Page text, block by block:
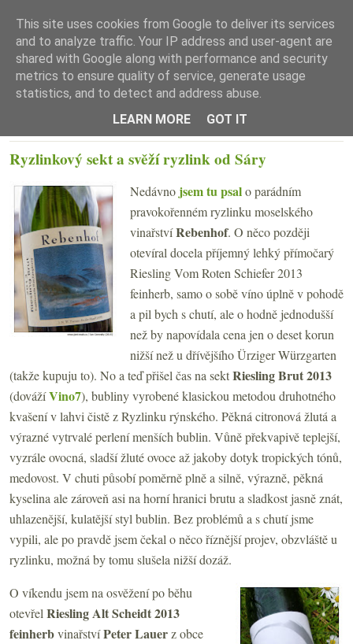
☰ Menu
Ryzlinkový sekt a svěží ryzlink od Sáry
Nedávno jsem tu psalo parádním
pravokořenném ryzlinku moselského
vinařstvíRebenhof. O něco později
otevíral docela příjemný lehký přímočarý
Riesling Vom Roten Schiefer 2013
feinherb, samo o sobě víno úplně v pohodě
a pil bych s chutí, ale o hodně jednodušší
než by napovídala cena jen o deset korun
nižší než u dřívějšího Ürziger Würzgarten
(takže kupuju to). No a teď přišel čas na sektRiesling Brut 2013
(dovážíVino7), bubliny vyrobené klasickou metodou druhotného
kvašení v lahvi čistě z Ryzlinku rýnského. Pěkná citronová žlutá a
výrazné vytrvalé perlení menších bublin. Vůně překvapivě teplejší,
vyzrále ovocná, sladší žluté ovoce až jakoby dotyk tropických tónů,
medovost. V chuti působí poměrně plně a silně, výrazně, pěkná
kyselina ale zároveň asi na horní hranici brutu a sladkost jasně znát,
uhlazenější, kulatější styl bublin. Bez problémů a s chutí jsme
vypili, ale po pravdě jsem čekal o něco říznější projev, obzvláště u
ryzlinku, možná by tomu slušela nižší dozáž.
O víkendu jsem na osvěžení po běhu
otevřel Riesling Alt Scheidt 2013
feinherbvinařstvíPeter Lauerz obce
This site uses cookies from Google to deliver its services
and to analyze traffic. Your IP address and user-agent are
shared with Google along with performance and security
metrics to ensure quality of service, generate usage
statistics, and to detect and address abuse.
LEARN MORE
GOT IT